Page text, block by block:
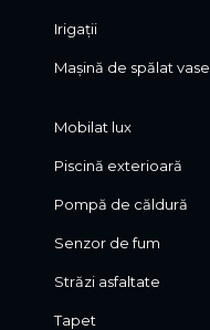
Irigații
Mașină de spălat vase
Mobilat lux
Piscină exterioară
Pompă de căldură
Senzor de fum
Străzi asfaltate
Tapet